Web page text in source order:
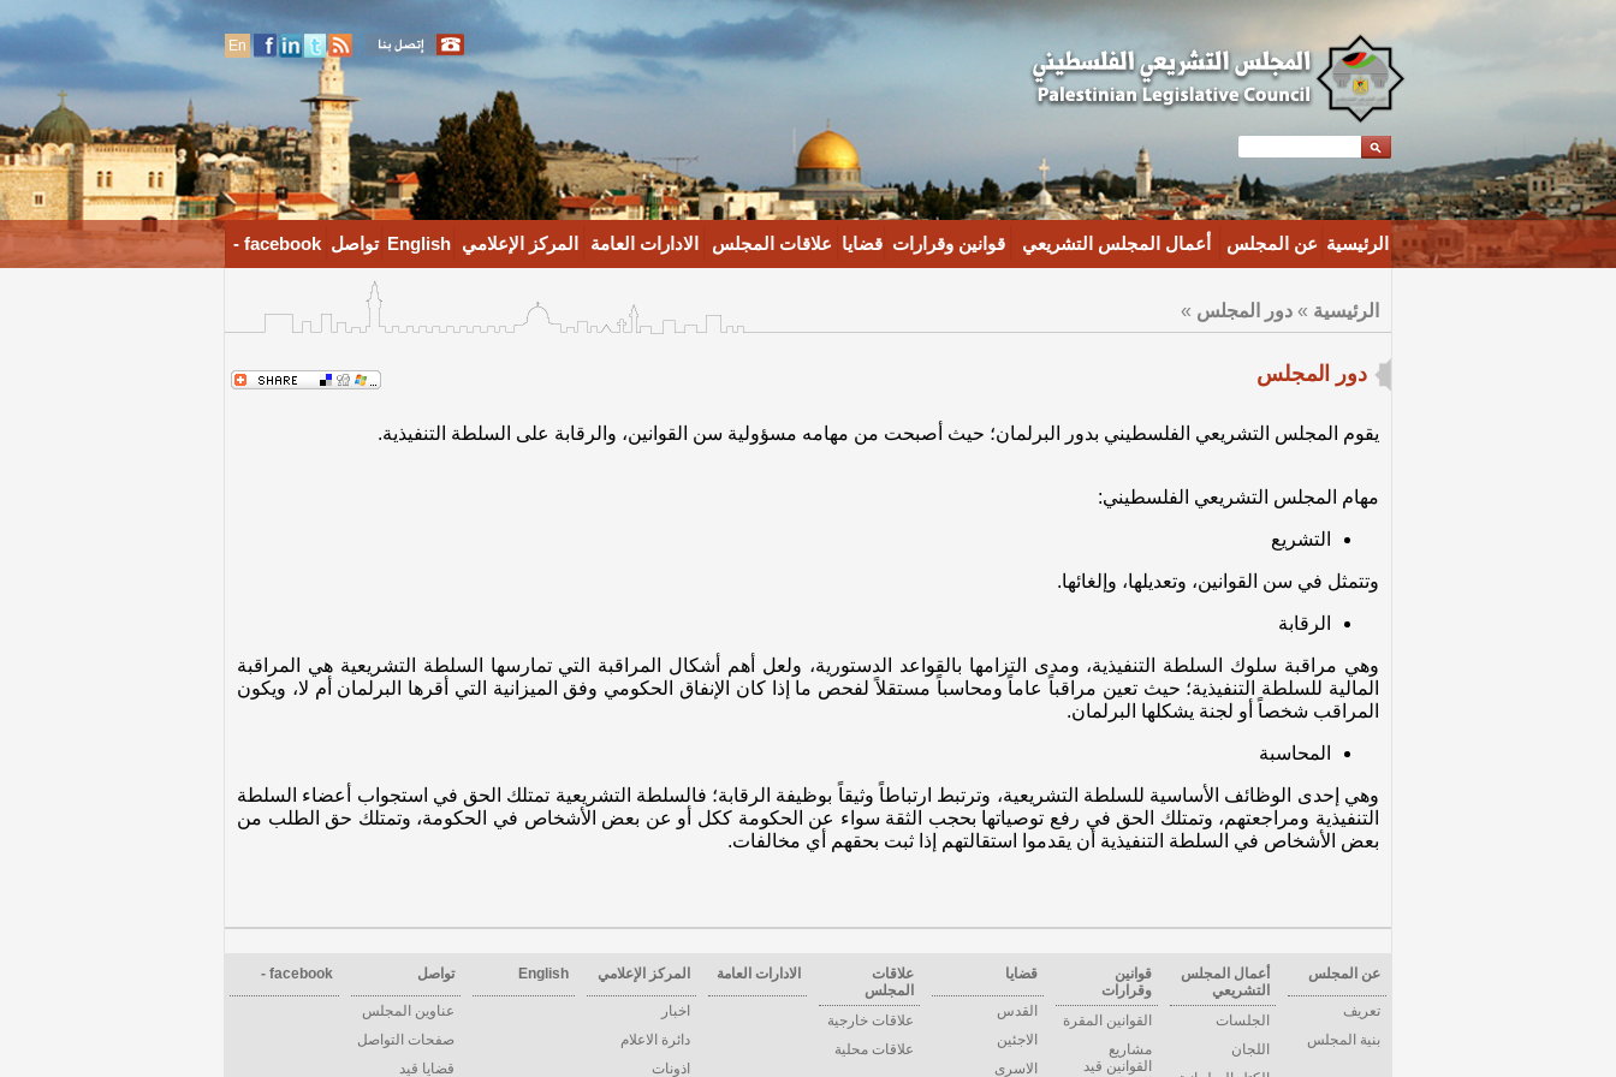
En
الرئيسية عن المجلس أعمال المجلس التشريعي قوانين وقرارات قضايا علاقات المجلس الادارات العامة المركز الإعلامي English تواصل facebook -
الرئيسية » دور المجلس »
دور المجلس
يقوم المجلس التشريعي الفلسطيني بدور البرلمان؛ حيث أصبحت من مهامه مسؤولية سن القوانين، والرقابة على السلطة التنفيذية.
مهام المجلس التشريعي الفلسطيني:
التشريع
وتتمثل في سن القوانين، وتعديلها، وإلغائها.
الرقابة
وهي مراقبة سلوك السلطة التنفيذية، ومدى التزامها بالقواعد الدستورية، ولعل أهم أشكال المراقبة التي تمارسها السلطة التشريعية هي المراقبة
المالية للسلطة التنفيذية؛ حيث تعين مراقباً عاماً ومحاسباً مستقلاً لفحص ما إذا كان الإنفاق الحكومي وفق الميزانية التي أقرها البرلمان أم لا، ويكون
المراقب شخصاً أو لجنة يشكلها البرلمان.
المحاسبة
وهي إحدى الوظائف الأساسية للسلطة التشريعية، وترتبط ارتباطاً وثيقاً بوظيفة الرقابة؛ فالسلطة التشريعية تمتلك الحق في استجواب أعضاء السلطة
التنفيذية ومراجعتهم، وتمتلك الحق في رفع توصياتها بحجب الثقة سواء عن الحكومة ككل أو عن بعض الأشخاص في الحكومة، وتمتلك حق الطلب من
بعض الأشخاص في السلطة التنفيذية أن يقدموا استقالتهم إذا ثبت بحقهم أي مخالفات.
عن المجلس
تعريف
بنية المجلس
أعمال المجلس
التشريعي
الجلسات
اللجان
قوانين
وقرارات
القوانين المقرة
مشاريع
القوانين قيد
قضايا
القدس
الاجئين
الاسرى
علاقات
المجلس
علاقات خارجية
علاقات محلية
الادارات العامة المركز الإعلامي
اخبار
دائرة الاعلام
اذونات
English تواصل
عناوين المجلس
صفحات التواصل
قضايا قيد
facebook -